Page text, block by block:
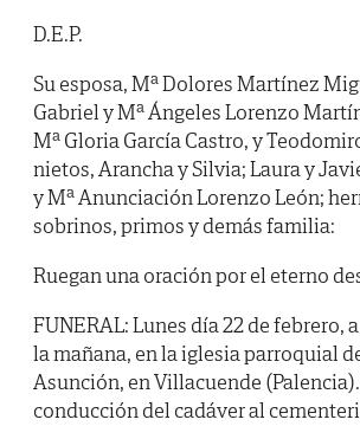
D.E.P.
Su esposa, Mª Dolores Martínez
Gabriel y Mª Ángeles Lorenzo
Mª Gloria García Castro, y
nietos, Arancha y Silvia; Laura y
y Mª Anunciación Lorenzo León;
sobrinos, primos y demás familia:
Ruegan una oración por el eterno
FUNERAL: Lunes día 22 de febrero,
la mañana, en la iglesia parroquial
Asunción, en Villacuende
conducción del cadáver al